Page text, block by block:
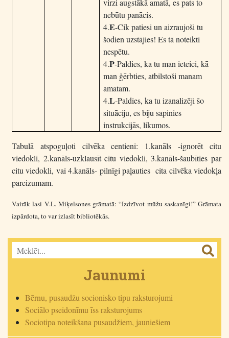
virzi augstākā amatā, es pats to
nebūtu panācis.
4.E-Cik patiesi un aizraujoši tu
šodien uzstājies! Es tā noteikti
nespētu.
4.P-Paldies, ka tu man ieteici, kā
man ģērbties, atbilstoši manam
amatam.
4.L-Paldies, ka tu izanalizēji šo
situāciju, es biju sapinies
instrukcijās, likumos.
Tabulā atspoguļoti cilvēka centieni: 1.kanāls -ignorēt citu
viedokli, 2.kanāls-uzklausīt citu viedokli, 3.kanāls-šaubīties par
citu viedokli, vai 4.kanāls- pilnīgi paļauties cita cilvēka viedokļa
pareizumam.
Vairāk lasi V.L. Miķelsones grāmatā: “Izdzīvot mūžu saskanīgi!” Grāmata
izpārdota, to var izlasīt bibliotēkās.
Jaunumi
Bērnu, pusaudžu socionisko tipu raksturojumi
Sociālo pseidonīmu īss raksturojums
Sociotipa noteikšana pusaudžiem, jauniešiem